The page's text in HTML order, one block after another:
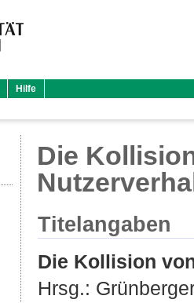
Hilfe
Die
Titelangaben
Die Kollision
Hrsg.: